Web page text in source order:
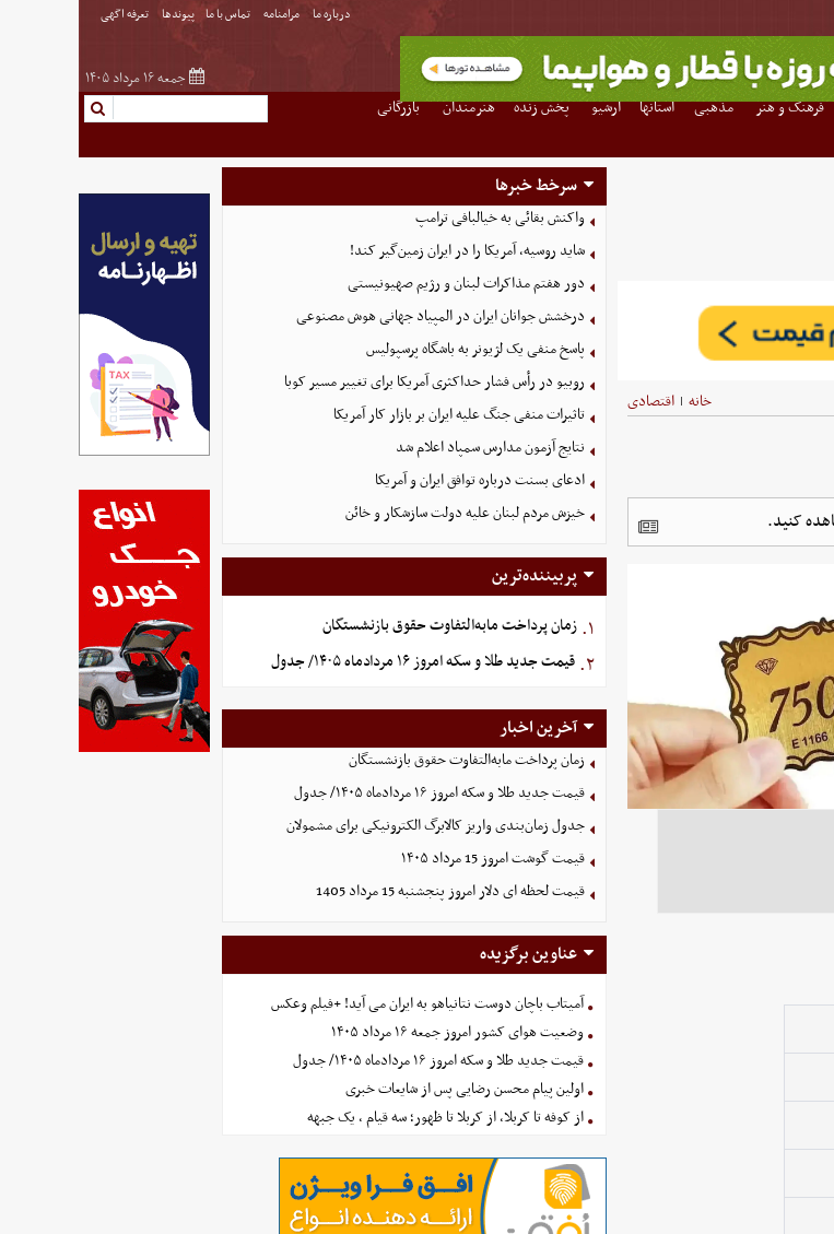
درباره ما مرامنامه تماس با ما پیوندها تعرفه اگهی
جمعه ۱۶ مرداد ۱۴۰۵
فرهنگ و هنر مذهبی استانها آرشیو پخش زنده هنرمندان
بازرگانی
خانه | اقتصادی
سرخط خبرها
واکنش بقائی به خیالبافی ترامپ
شاید روسیه، آمریکا را در ایران زمین‌گیر کند!
دور هفتم مذاکرات لبنان و رژیم صهیونیستی
درخشش جوانان ایران در المپیاد جهانی هوش مصنوعی
پاسخ منفی یک لژیونر به باشگاه پرسپولیس
روبیو در رأس فشار حداکثری آمریکا برای تغییر مسیر کوبا
تاثیرات منفی جنگ علیه ایران بر بازار کار آمریکا
نتایج آزمون مدارس سمپاد اعلام شد
ادعای بسنت درباره توافق ایران و آمریکا
خیزش مردم لبنان علیه دولت سازشکار و خائن
پربیننده‌ترین
۱. زمان پرداخت مابه‌التفاوت حقوق بازنشستگان
۲. قیمت جدید طلا و سکه امروز ۱۶ مردادماه ۱۴۰۵/ جدول
آخرین اخبار
زمان پرداخت مابه‌التفاوت حقوق بازنشستگان
قیمت جدید طلا و سکه امروز ۱۶ مردادماه ۱۴۰۵/ جدول
جدول زمان‌بندی واریز کالابرگ الکترونیکی برای مشمولان
قیمت گوشت امروز 15 مرداد ۱۴۰۵
قیمت لحظه ای دلار امروز پنجشنبه 15 مرداد 1405
عناوین برگزیده
آمیتاب باچان دوست نتانیاهو به ایران می آید! +فیلم وعکس
وضعیت هوای کشور امروز جمعه ۱۶ مرداد ۱۴۰۵
قیمت جدید طلا و سکه امروز ۱۶ مردادماه ۱۴۰۵/ جدول
اولین پیام محسن رضایی پس از شایعات خبری
از کوفه تا کربلا، از کربلا تا ظهور؛ سه قیام ، یک جبهه